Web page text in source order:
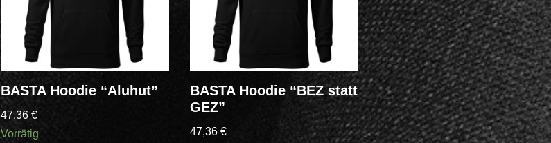
BASTA Hoodie “Aluhut”
47,36€
Vorrätig
BASTA Hoodie “BEZ statt
GEZ”
47,36 €